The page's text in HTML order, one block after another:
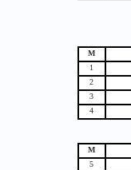
М
1
2
3
4
М
5